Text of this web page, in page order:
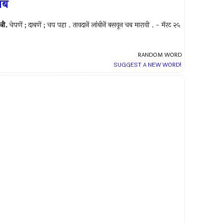
चेपणें ; दाबणें ; चप पहा . तावदानें लांबीनें बसवून चब मारावी . - मॅरट २५
RANDOM WORD
SUGGEST A NEW WORD!